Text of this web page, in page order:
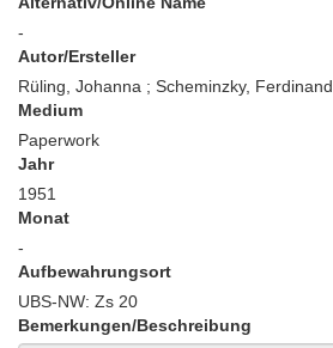
-
Autor/Ersteller
Rüling, Johanna ; Scheminzky, Ferdinand
Medium
Paperwork
Jahr
1951
Monat
-
Aufbewahrungsort
UBS-NW: Zs 20
Bemerkungen/Beschreibung